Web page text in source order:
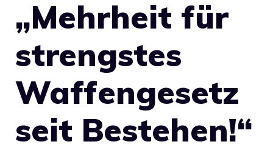
„Mehrheit für
strengstes
Waffengesetz
seit Bestehen!“